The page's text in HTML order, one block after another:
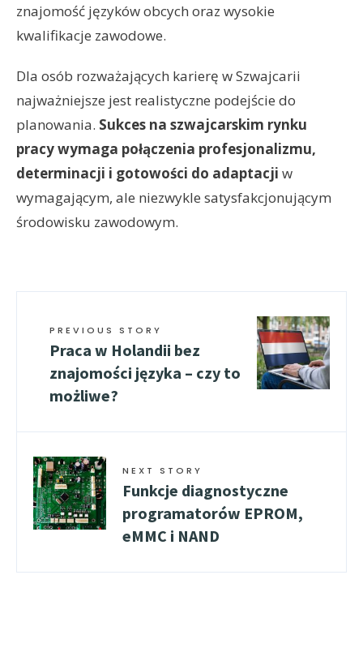
znajomość języków obcych oraz wysokie
kwalifikacje zawodowe.
Dla osób rozważających karierę w Szwajcarii
najważniejsze jest realistyczne podejście do
planowania. Sukces na szwajcarskim rynku
pracy wymaga połączenia profesjonalizmu,
determinacji i gotowości do adaptacji w
wymagającym, ale niezwykle satysfakcjonującym
środowisku zawodowym.
PREVIOUS STORY
Praca w Holandii bez
znajomości języka – czy to
możliwe?
NEXT STORY
Funkcje diagnostyczne
programatorów EPROM,
eMMC i NAND